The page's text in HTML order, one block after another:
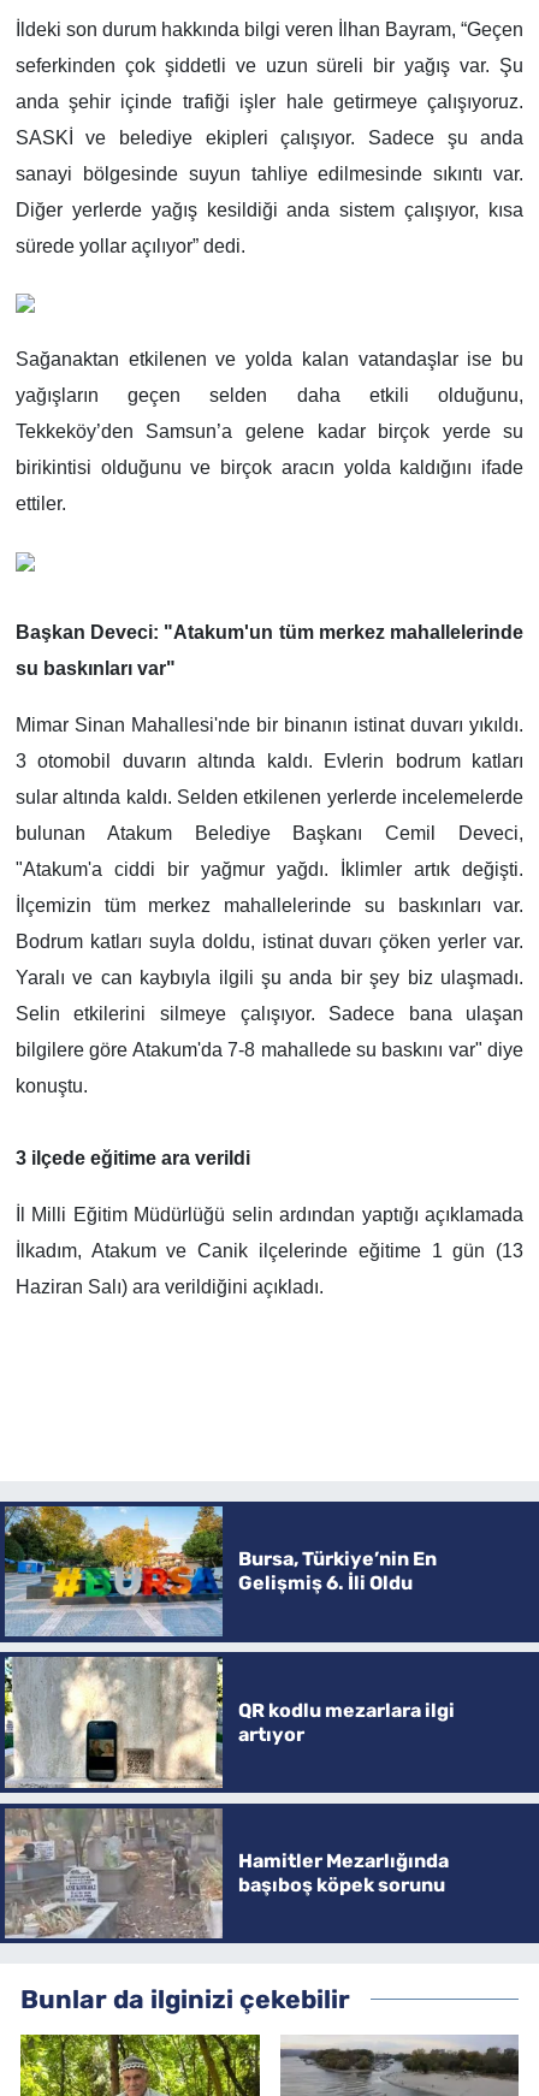
İldeki son durum hakkında bilgi veren İlhan Bayram, “Geçen
seferkinden çok şiddetli ve uzun süreli bir yağış var. Şu
anda şehir içinde trafiği işler hale getirmeye çalışıyoruz.
SASKİ ve belediye ekipleri çalışıyor. Sadece şu anda
sanayi bölgesinde suyun tahliye edilmesinde sıkıntı var.
Diğer yerlerde yağış kesildiği anda sistem çalışıyor, kısa
sürede yollar açılıyor” dedi.
Sağanaktan etkilenen ve yolda kalan vatandaşlar ise bu
yağışların geçen selden daha etkili olduğunu,
Tekkeköy’den Samsun’a gelene kadar birçok yerde su
birikintisi olduğunu ve birçok aracın yolda kaldığını ifade
ettiler.
Başkan Deveci: "Atakum'un tüm merkez mahallelerinde
su baskınları var"
Mimar Sinan Mahallesi'nde bir binanın istinat duvarı yıkıldı.
3 otomobil duvarın altında kaldı. Evlerin bodrum katları
sular altında kaldı. Selden etkilenen yerlerde incelemelerde
bulunan Atakum Belediye Başkanı Cemil Deveci,
"Atakum'a ciddi bir yağmur yağdı. İklimler artık değişti.
İlçemizin tüm merkez mahallelerinde su baskınları var.
Bodrum katları suyla doldu, istinat duvarı çöken yerler var.
Yaralı ve can kaybıyla ilgili şu anda bir şey biz ulaşmadı.
Selin etkilerini silmeye çalışıyor. Sadece bana ulaşan
bilgilere göre Atakum'da 7-8 mahallede su baskını var" diye
konuştu.
3 ilçede eğitime ara verildi
İl Milli Eğitim Müdürlüğü selin ardından yaptığı açıklamada
İlkadım, Atakum ve Canik ilçelerinde eğitime 1 gün (13
Haziran Salı) ara verildiğini açıkladı.
Bursa, Türkiye’nin En
Gelişmiş 6. İli Oldu
QR kodlu mezarlara ilgi
artıyor
Hamitler Mezarlığında
başıboş köpek sorunu
Bunlar da ilginizi çekebilir